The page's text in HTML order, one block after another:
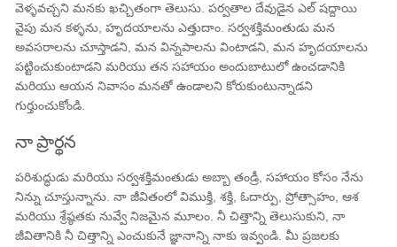
వెళ్ళవచ్చని మనకు ఖచ్చితంగా తెలుసు. పర్వతాల దేవుడైన ఎల్ షద్దాయి
వైపు మన కళ్ళను, హృదయాలను ఎత్తుదాం. సర్వశక్తిమంతుడు మన
అవసరాలను చూస్తాడని, మన విన్నపాలను వింటాడని, మన హృదయాలను
పట్టించుకుంటాడని మరియు తన సహాయం అందుబాటులో ఉంచడానికి
మరియు ఆయన నివాసం మనతో ఉండాలని కోరుకుంటున్నాడని
గుర్తుంచుకోండి.
నా ప్రార్థన
పరిశుద్ధుడు మరియు సర్వశక్తిమంతుడు అబ్బా తండ్రీ, సహాయం కోసం నేను
నిన్ను చూస్తున్నాను. నా జీవితంలో విముక్తి, శక్తి, ఓదార్పు, ప్రోత్సాహం, ఆశ
మరియు శ్రేష్ఠతకు నువ్వే నిజమైన మూలం. నీ చిత్తాన్ని తెలుసుకుని, నా
జీవితానికి నీ చిత్తాన్ని ఎంచుకునే జ్ఞానాన్ని నాకు ఇవ్వండి. మీ ప్రజలకు